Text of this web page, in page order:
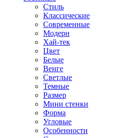
Стиль
Классические
Современные
Модерн
Хай-тек
Цвет
Белые
Венге
Светлые
Темные
Размер
Мини стенки
Форма
Угловые
Особенности